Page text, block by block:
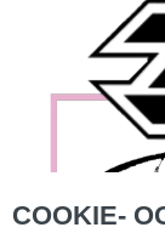
COOKIE-